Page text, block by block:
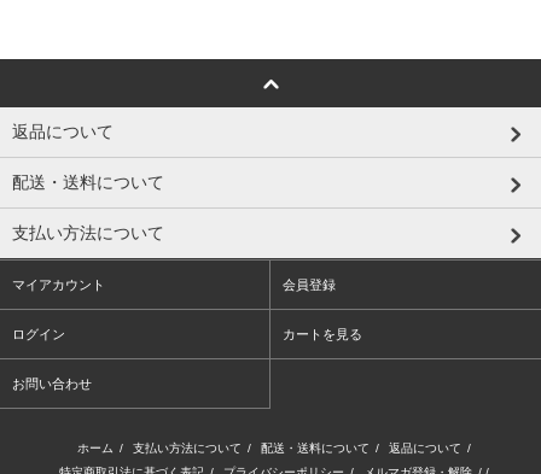
返品について
配送・送料について
支払い方法について
マイアカウント 会員登録
ログイン カートを見る
お問い合わせ
ホーム / 支払い方法について / 配送・送料について / 返品について /